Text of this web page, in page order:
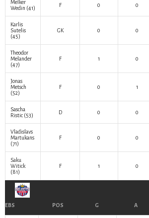
Melker
Wedin (41) F 0 0
Karlis
Sutelis
(45)
GK 0 0
Theodor
Melander
(47)
F 1 0
Jonas
Metsch
(52)
F 0 1
Sascha
Ristic (53) D 0 0
Vladislavs
Martukans
(71)
F 0 0
Saku
Witick
(81)
F 1 0
EBS POS G A